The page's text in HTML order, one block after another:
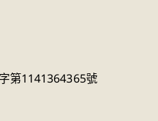
第1141364365號